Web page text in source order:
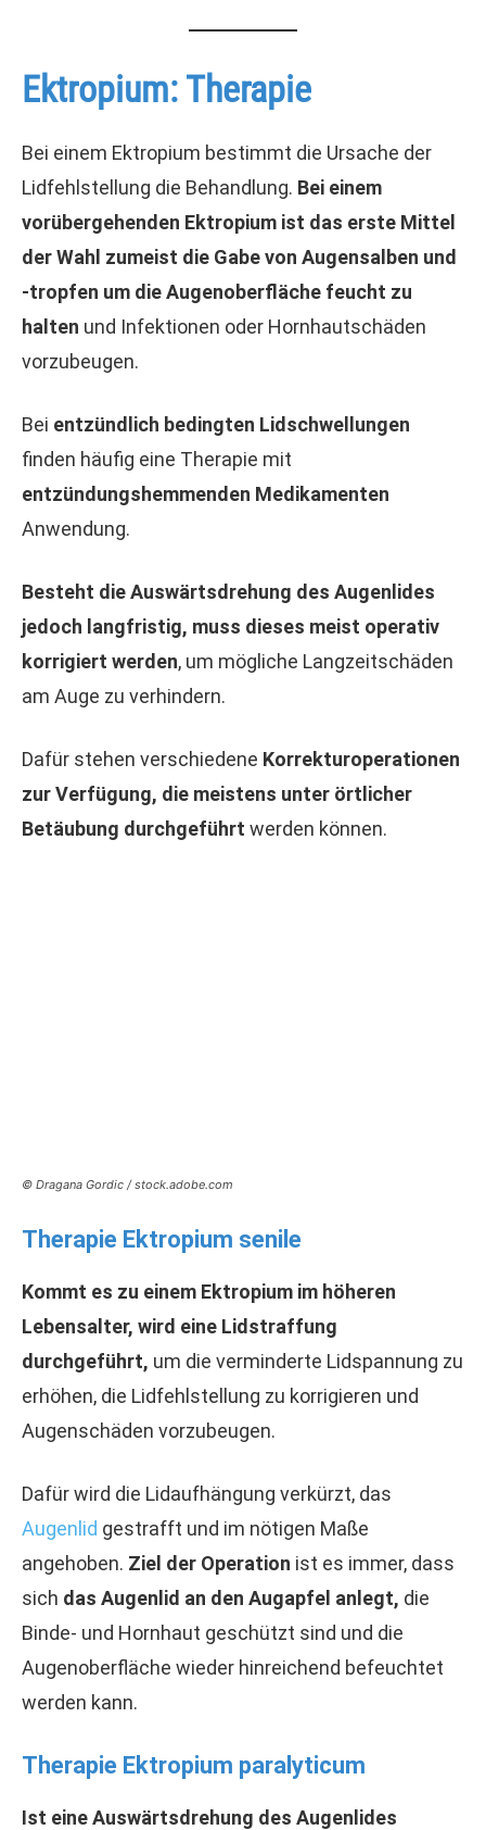
Ektropium: Therapie
Bei einem Ektropium bestimmt die Ursache der
Lidfehlstellung die Behandlung. Bei einem
vorübergehenden Ektropium ist das erste Mittel
der Wahl zumeist die Gabe von Augensalben und
-tropfen um die Augenoberfläche feucht zu
halten und Infektionen oder Hornhautschäden
vorzubeugen.
Bei entzündlich bedingten Lidschwellungen
finden häufig eine Therapie mit
entzündungshemmenden Medikamenten
Anwendung.
Besteht die Auswärtsdrehung des Augenlides
jedoch langfristig, muss dieses meist operativ
korrigiert werden, um mögliche Langzeitschäden
am Auge zu verhindern.
Dafür stehen verschiedene Korrekturoperationen
zur Verfügung, die meistens unter örtlicher
Betäubung durchgeführt werden können.
© Dragana Gordic / stock.adobe.com
Therapie Ektropium senile
Kommt es zu einem Ektropium im höheren
Lebensalter, wird eine Lidstraffung
durchgeführt, um die verminderte Lidspannung zu
erhöhen, die Lidfehlstellung zu korrigieren und
Augenschäden vorzubeugen.
Dafür wird die Lidaufhängung verkürzt, das
Augenlid gestrafft und im nötigen Maße
angehoben. Ziel der Operation ist es immer, dass
sich das Augenlid an den Augapfel anlegt, die
Binde- und Hornhaut geschützt sind und die
Augenoberfläche wieder hinreichend befeuchtet
werden kann.
Therapie Ektropium paralyticum
Ist eine Auswärtsdrehung des Augenlides